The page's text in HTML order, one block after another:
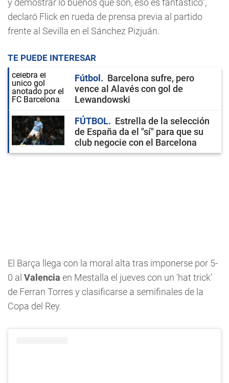
y demostrar lo buenos que son, eso es fantástico",
declaró Flick en rueda de prensa previa al partido
frente al Sevilla en el Sánchez Pizjuán.
TE PUEDE INTERESAR
Fútbol
Barcelona sufre, pero
vence al Alavés con gol de
Lewandowski
FÚTBOL
Estrella de la selección
de España da el "sí" para que su
club negocie con el Barcelona
El Barça llega con la moral alta tras imponerse por 5-
0 al Valencia en Mestalla el jueves con un 'hat trick'
de Ferran Torres y clasificarse a semifinales de la
Copa del Rey.